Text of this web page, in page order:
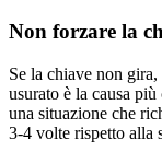
Non forzare la
Se la chiave non
usurato è la causa
una situazione che
3-4 volte rispetto alla